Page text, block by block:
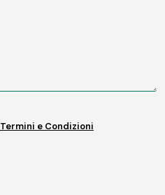
Termini e Condizioni